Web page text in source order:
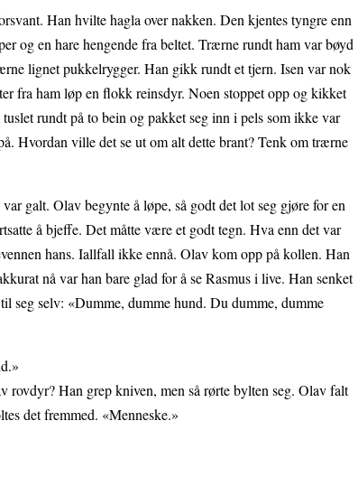
Han hvilte hagla over nakken. Den kjentes tyngre enn
og en hare hengende fra beltet. Trærne rundt ham var bøyd
lignet pukkelrygger. Han gikk rundt et tjern. Isen var nok
fra ham løp en flokk reinsdyr. Noen stoppet opp og kikket
rundt på to bein og pakket seg inn i pels som ikke var
Hvordan ville det se ut om alt dette brant? Tenk om trærne
galt. Olav begynte å løpe, så godt det lot seg gjøre for en
å bjeffe. Det måtte være et godt tegn. Hva enn det var
hans. Iallfall ikke ennå. Olav kom opp på kollen. Han
nå var han bare glad for å se Rasmus i live. Han senket
seg selv: «Dumme, dumme hund. Du dumme, dumme
Han grep kniven, men så rørte bylten seg. Olav falt
det fremmed. «Menneske.»